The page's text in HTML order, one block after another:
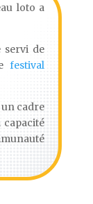
loto a
servi de
festival
cadre